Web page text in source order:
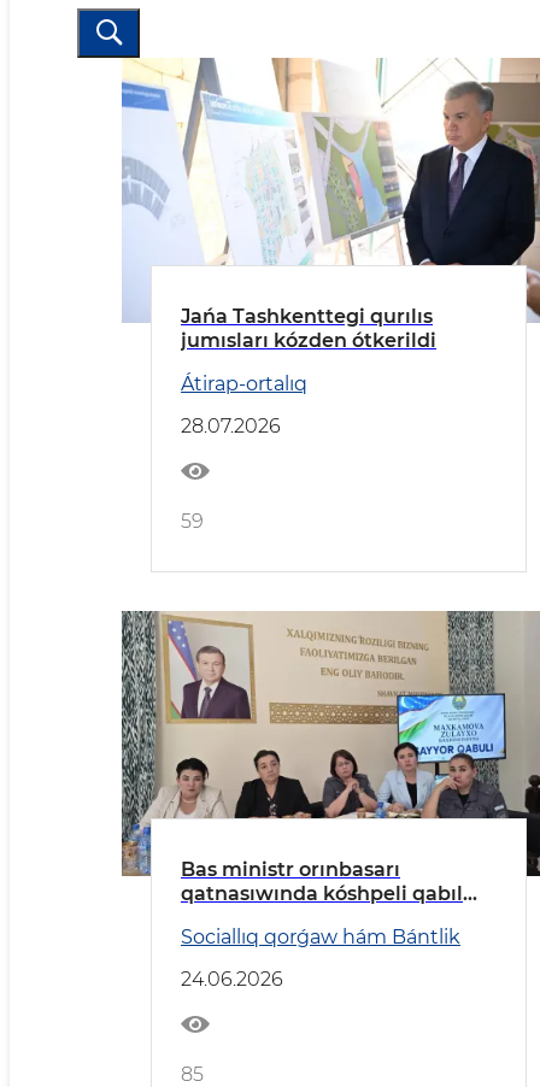
Jańa Tashkenttegi qurılıs
jumısları kózden ótkerildi
Átirap-ortalıq
28.07.2026
59
Bas ministr orınbasarı
qatnasıwında kóshpeli qabıl
Sociallıq qorǵaw hám Bántlik
24.06.2026
85